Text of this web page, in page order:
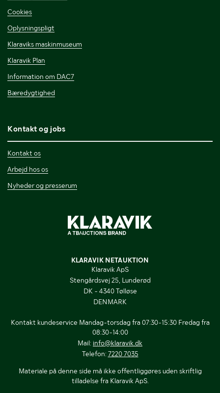
Cookies
Oplysningspligt
Klaraviks maskinmuseum
Klaravik Plan
Information om DAC7
Bæredygtighed
Kontakt og jobs
Kontakt os
Arbejd hos os
Nyheder og presserum
KLARAVIK NETAUKTION
Klaravik ApS
Stengårdsvej 25, Lunderød
DK - 4340 Tølløse
DENMARK
Kontakt kundeservice Mandag-torsdag fra 07:30-15:30 Fredag fra
08:30-14:00
Mail: info@klaravik.dk
Telefon: 7220 7035
Materiale på denne side må ikke offentliggøres uden skriftlig
tilladelse fra Klaravik ApS.